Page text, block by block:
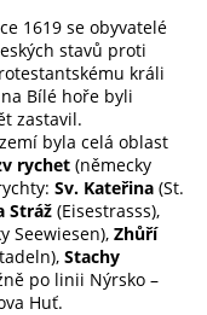
1619 se obyvatelé
stavů proti
králi
Bílé hoře byli
zastavil.
byla celá oblast
rychet (německy
Sv. Kateřina (St.
Stráž (Eisestrasss),
Seewiesen), Zhůří
Stachy
po linii Nýrsko –
Huť.